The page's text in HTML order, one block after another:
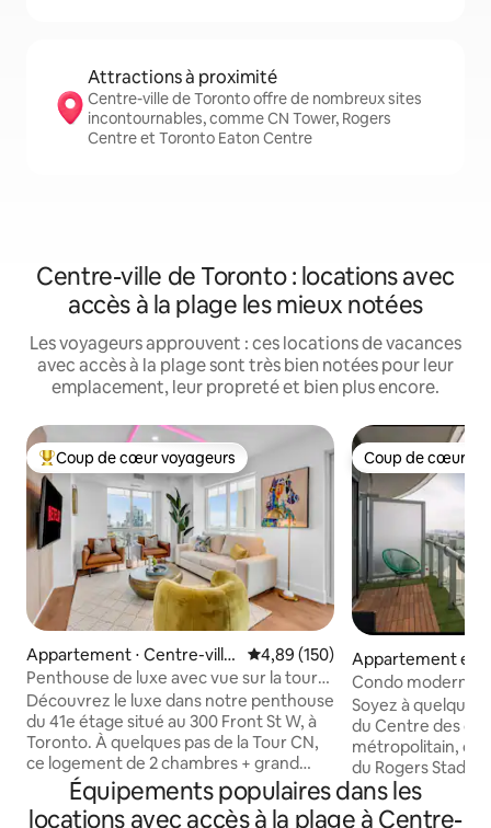
Attractions à proximité
Centre-ville de Toronto offre de nombreux sites
incontournables, comme CN Tower, Rogers
Centre et Toronto Eaton Centre
Centre-ville de Toronto : locations avec
accès à la plage les mieux notées
Les voyageurs approuvent : ces locations de vacances
avec accès à la plage sont très bien notées pour leur
emplacement, leur propreté et bien plus encore.
Coups de cœur voyageurs les plus appréciés
Coup de cœur voyageurs
Appartement ⋅ Centre-ville
de Toronto
Évaluation moyenne sur la
4,89 (150)
Penthouse de luxe avec vue sur la tour
CN et le lac, capacité d'hébergement de
10 personnes
Découvrez le luxe dans notre penthouse
du 41e étage situé au 300 Front St W, à
Toronto. À quelques pas de la Tour CN,
ce logement de 2 chambres + grand
salon (3e chambre) offre une vue
imprenable sur la VILLE, le LAC et le
Coup de cœur
Coup de cœur
Appartement en
Centre-ville de
Condo moderne
gratuit, vue sur la
Soyez à quelques
du Centre des
métropolitain, de
du Rogers
plus encore ! Profitez d'un spacieux
appartement
Équipements populaires dans les
locations avec accès à la plage à Centre-